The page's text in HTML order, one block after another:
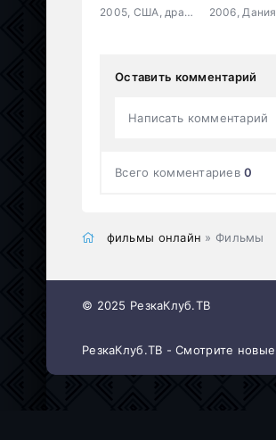
2005, США, драма, мелодрама, комедия
Оставить комментарий
Написать комментарий
Всего комментариев0
фильмы онлайн » Фильмы
© 2025 РезкаКлуб.ТВ
РезкаКлуб.ТВ - Смотрите